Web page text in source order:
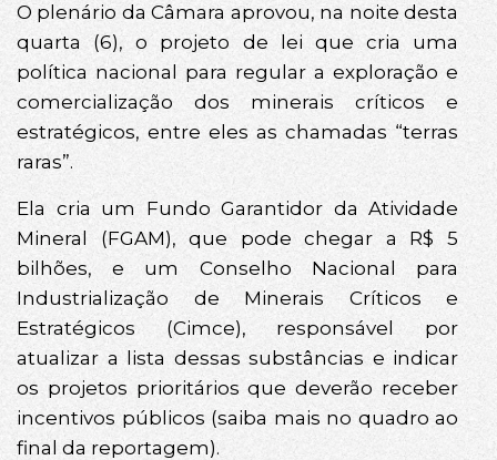
O plenário da Câmara aprovou, na noite desta
quarta (6), o projeto de lei que cria uma
política nacional para regular a exploração e
comercialização dos minerais críticos e
estratégicos, entre eles as chamadas “terras
raras”.
Ela cria um Fundo Garantidor da Atividade
Mineral (FGAM), que pode chegar a R$ 5
bilhões, e um Conselho Nacional para
Industrialização de Minerais Críticos e
Estratégicos (Cimce), responsável por
atualizar a lista dessas substâncias e indicar
os projetos prioritários que deverão receber
incentivos públicos (saiba mais no quadro ao
final da reportagem).